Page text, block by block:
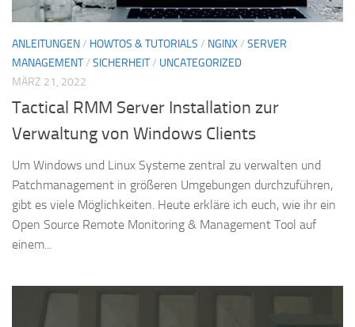
ANLEITUNGEN/ HOWTOS & TUTORIALS / NGINX/ SERVER
MANAGEMENT/ SICHERHEIT/ UNCATEGORIZED
MÄRZ 21, 2022
Tactical RMM Server Installation zur
Verwaltung von Windows Clients
Um Windows und Linux Systeme zentral zu verwalten und
Patchmanagement in größeren Umgebungen durchzuführen,
gibt es viele Möglichkeiten. Heute erkläre ich euch, wie ihr ein
Open Source Remote Monitoring & Management Tool auf
einem...